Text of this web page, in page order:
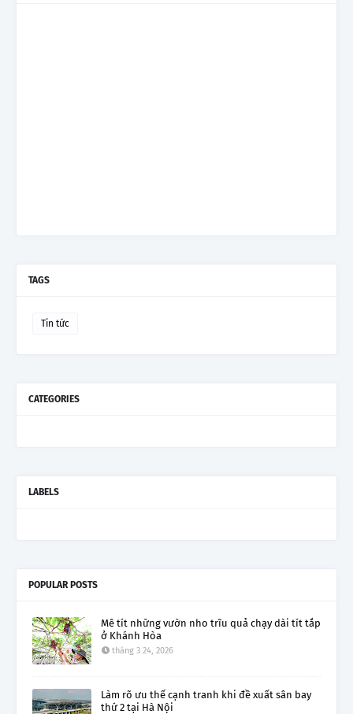
TAGS
Tin tức
CATEGORIES
LABELS
POPULAR POSTS
Mê tít những vườn nho trĩu quả chạy dài tít tắp
ở Khánh Hòa
tháng 3 24, 2026
Làm rõ ưu thế cạnh tranh khi đề xuất sân bay
thứ 2 tại Hà Nội